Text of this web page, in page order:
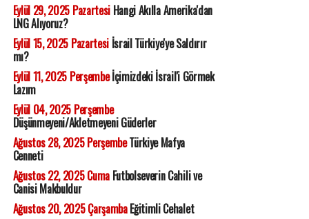
Eylül 29, 2025 PazartesiHangi Akılla Amerika'dan
LNG Alıyoruz?
Eylül 15, 2025 Pazartesiİsrail Türkiye'ye Saldırır
mı?
Eylül 11, 2025 Perşembeİçimizdeki İsrail'i Görmek
Lazım
Eylül 04, 2025 Perşembe
Düşünmeyeni/Akletmeyeni Güderler
Ağustos 28, 2025 PerşembeTürkiye Mafya
Cenneti
Ağustos 22, 2025 CumaFutbolseverin Cahili ve
Canisi Makbuldur
Ağustos 20, 2025 ÇarşambaEğitimli Cehalet